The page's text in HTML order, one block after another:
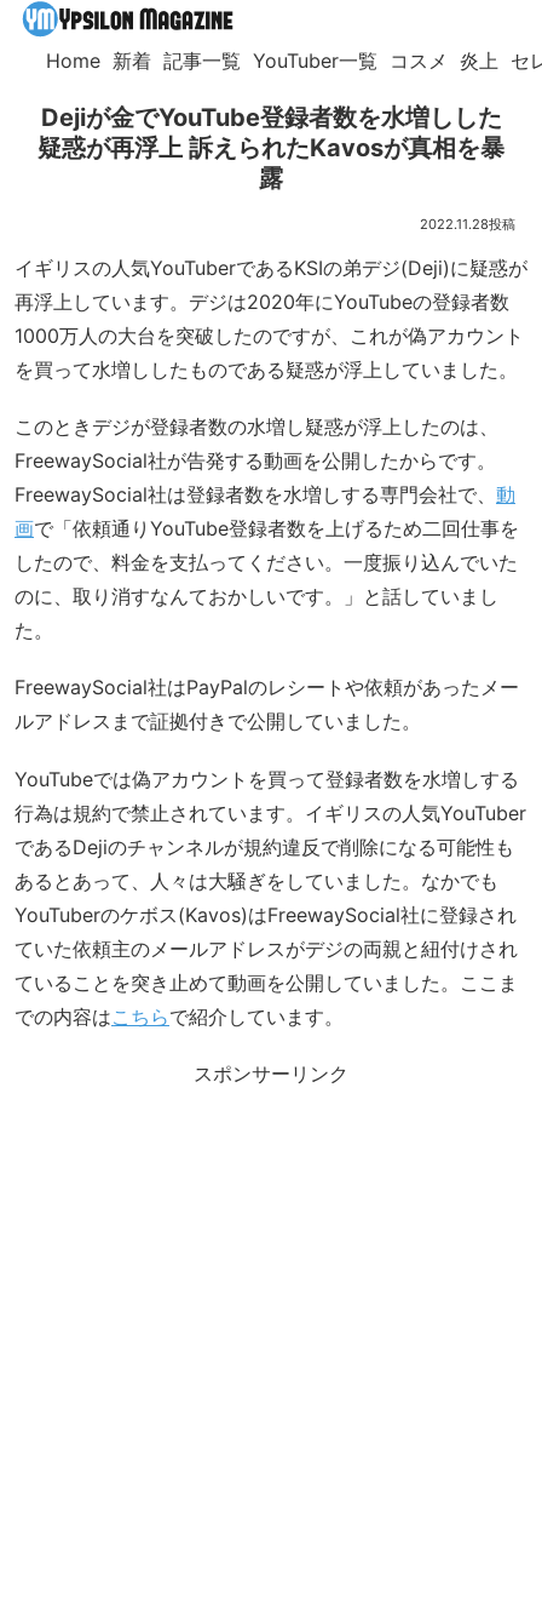
Home 新着 記事一覧 YouTuber一覧 コスメ 炎上 セ
Dejiが金でYouTube登録者数を水増しした
疑惑が再浮上 訴えられたKavosが真相を暴
露
2022.11.28
イギリスの人気YouTuberであるKSIの弟デジ(Deji)に疑惑が
再浮上しています。デジは2020年にYouTubeの登録者数
1000万人の大台を突破したのですが、これが偽アカウント
を買って水増ししたものである疑惑が浮上していました。
このときデジが登録者数の水増し疑惑が浮上したのは、
FreewaySocial社が告発する動画を公開したからです。
FreewaySocial社は登録者数を水増しする専門会社で、 動
画で「依頼通りYouTube登録者数を上げるため二回仕事を
したので、料金を支払ってください。一度振り込んでいた
のに、取り消すなんておかしいです。」と話していまし
た。
FreewaySocial社はPayPalのレシートや依頼があったメー
ルアドレスまで証拠付きで公開していました。
YouTubeでは偽アカウントを買って登録者数を水増しする
行為は規約で禁止されています。イギリスの人気YouTuber
であるDejiのチャンネルが規約違反で削除になる可能性も
あるとあって、人々は大騒ぎをしていました。なかでも
YouTuberのケボス(Kavos)はFreewaySocial社に登録され
ていた依頼主のメールアドレスがデジの両親と紐付けされ
ていることを突き止めて動画を公開していました。ここま
での内容はこちらで紹介しています。
スポンサーリンク